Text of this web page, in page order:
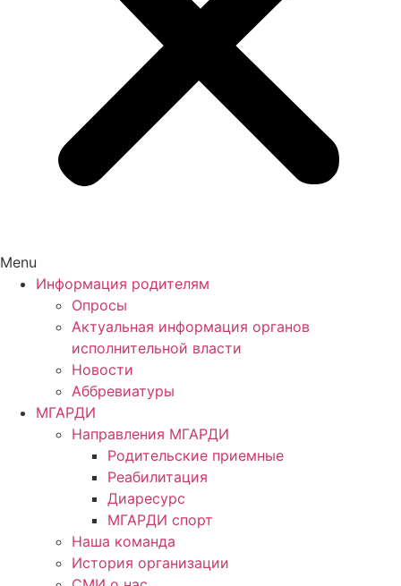
Menu
Информация родителям
Опросы
Актуальная информация органов
исполнительной власти
Новости
Аббревиатуры
МГАРДИ
Направления МГАРДИ
Родительские приемные
Реабилитация
Диаресурс
МГАРДИ спорт
Наша команда
История организации